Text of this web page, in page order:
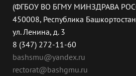
(ФГБОУ ВО БГМУ МИНЗДРАВА
450008, Республика
ул. Ленина, д. 3
8 (347) 272-11-60
bashsmu@yandex.ru
rectorat@bashgmu.ru